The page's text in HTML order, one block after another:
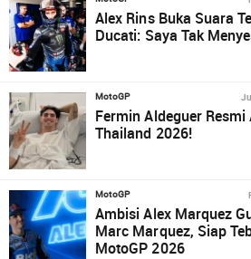
Alex Rins Buka Suara
Ducati: Saya Tak
MotoGP
Fermin Aldeguer
Thailand 2026!
MotoGP
Ambisi Alex Marquez
Marc Marquez, Siap
MotoGP 2026